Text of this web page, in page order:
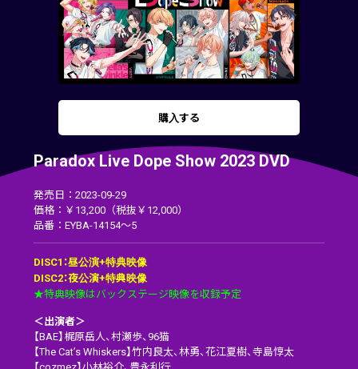
購入する
Paradox Live Dope Show 2023 DVD
発売日：2023-09-29
価格：￥13,200（税抜￥12,000）
品番：EYBA-14154～5
DISC1：昼公演+特典映像
DISC2：夜公演+特典映像
★特典映像はバックステージ映像を収録予定
＜出演者＞
【BAE】梶原岳人、村瀬歩、96猫
【The Cat’s Whiskers】竹内良太、林勇、花江夏樹、寺島惇太